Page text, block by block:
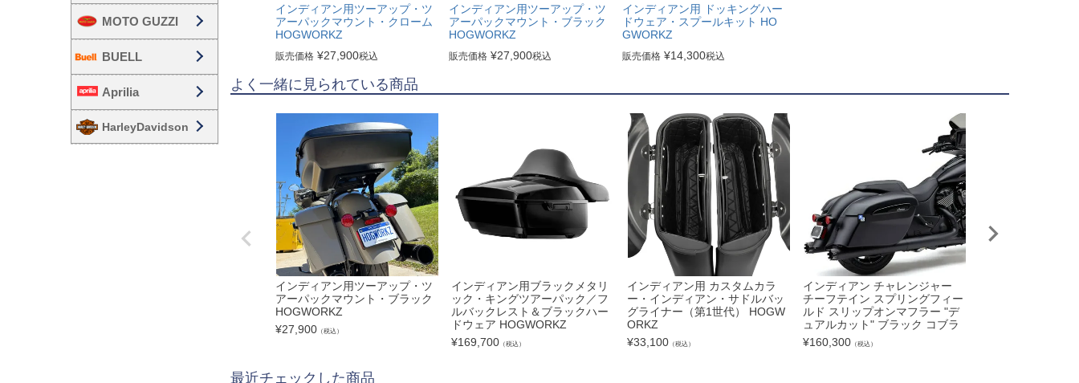
MOTO GUZZI
BUELL
Aprilia
HarleyDavidson
インディアン用ツーアップ・ツ
アーパックマウント・クローム
HOGWORKZ
販売価格 ¥27,900税込
インディアン用ツーアップ・ツ
アーパックマウント・ブラック
HOGWORKZ
販売価格 ¥27,900税込
インディアン用 ドッキングハー
ドウェア・スプールキット HO
GWORKZ
販売価格 ¥14,300税込
よく一緒に見られている商品
インディアン用ツーアップ・ツ
アーパックマウント・ブラック
HOGWORKZ
¥27,900 （税込）
インディアン用ブラックメタリ
ック・キングツアーパック／フ
ルバックレスト＆ブラックハー
ドウェア HOGWORKZ
¥169,700 （税込）
インディアン用 カスタムカラ
ー・インディアン・サドルバッ
グライナー（第1世代） HOGW
ORKZ
¥33,100 （税込）
インディアン チャレンジャー
チーフテイン スプリングフィー
ルド スリップオンマフラー "デ
ュアルカット" ブラック コブラ
¥160,300 （税込）
最近チェックした商品